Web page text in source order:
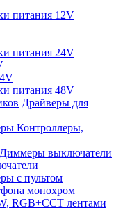
питания 12V
питания 24V
питания 48V
Драйверы для
Контроллеры,
Диммеры выключатели
с пультом
монохром